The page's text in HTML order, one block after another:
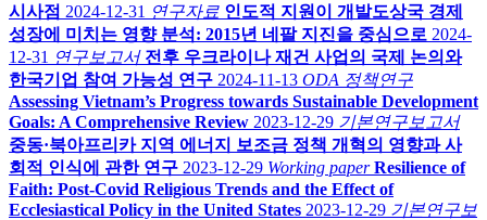
시사점 2024-12-31 연구자료 인도적 지원이 개발도상국 경제
성장에 미치는 영향 분석: 2015년 네팔 지진을 중심으로 2024-
12-31 연구보고서 전후 우크라이나 재건 사업의 국제 논의와
한국기업 참여 가능성 연구 2024-11-13 ODA 정책연구
Assessing Vietnam’s Progress towards Sustainable Development
Goals: A Comprehensive Review 2023-12-29 기본연구보고서
중동·북아프리카 지역 에너지 보조금 정책 개혁의 영향과 사
회적 인식에 관한 연구 2023-12-29 Working paper Resilience of
Faith: Post-Covid Religious Trends and the Effect of
Ecclesiastical Policy in the United States 2023-12-29 기본연구보